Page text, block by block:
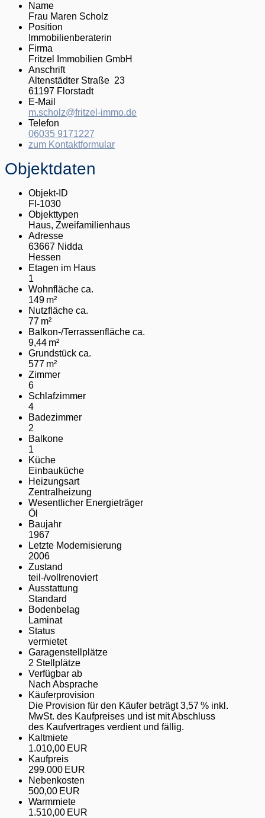
Name
Frau Maren Scholz
Position
Immobilienberaterin
Firma
Fritzel Immobilien GmbH
Anschrift
Altenstädter Straße 23
61197 Florstadt
E-Mail
m.scholz@fritzel-immo.de
Telefon
06035 9171227
zum Kontaktformular
Objektdaten
Objekt-ID
FI-1030
Objekttypen
Haus, Zweifamilienhaus
Adresse
63667 Nidda
Hessen
Etagen im Haus
1
Wohnfläche ca.
149 m²
Nutzfläche ca.
77 m²
Balkon-/Terrassen­fläche ca.
9,44 m²
Grund­stück ca.
577 m²
Zimmer
6
Schlafzimmer
4
Badezimmer
2
Balkone
1
Küche
Einbauküche
Heizungsart
Zentralheizung
Wesentlicher Energieträger
Öl
Baujahr
1967
Letzte Modernisierung
2006
Zustand
teil-/vollrenoviert
Ausstattung
Standard
Bodenbelag
Laminat
Status
vermietet
Garagen­stellplätze
2 Stellplätze
Verfügbar ab
Nach Absprache
Käufer­provision
Die Provision für den Käufer beträgt 3,57 % inkl.
MwSt. des Kaufpreises und ist mit Abschluss
des Kaufvertrages verdient und fällig.
Kaltmiete
1.010,00 EUR
Kaufpreis
299.000 EUR
Nebenkosten
500,00 EUR
Warmmiete
1.510,00 EUR